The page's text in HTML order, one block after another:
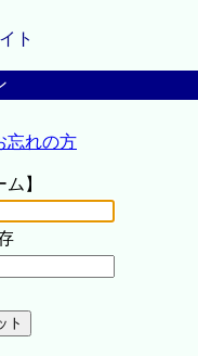
ト
忘れの方
】